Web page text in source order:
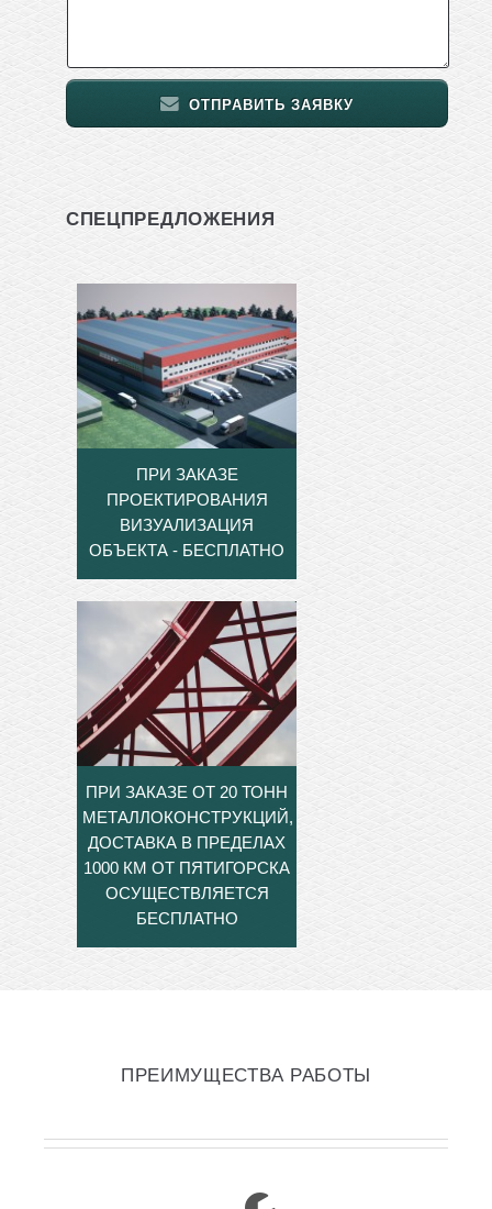
ОТПРАВИТЬ ЗАЯВКУ
СПЕЦПРЕДЛОЖЕНИЯ
ПРИ ЗАКАЗЕ
ПРОЕКТИРОВАНИЯ
ВИЗУАЛИЗАЦИЯ
ОБЪЕКТА - БЕСПЛАТНО
ПРИ ЗАКАЗЕ ОТ 20 ТОНН
МЕТАЛЛОКОНСТРУКЦИЙ,
ДОСТАВКА В ПРЕДЕЛАХ
1000 КМ ОТ ПЯТИГОРСКА
ОСУЩЕСТВЛЯЕТСЯ
БЕСПЛАТНО
ПРЕИМУЩЕСТВА РАБОТЫ